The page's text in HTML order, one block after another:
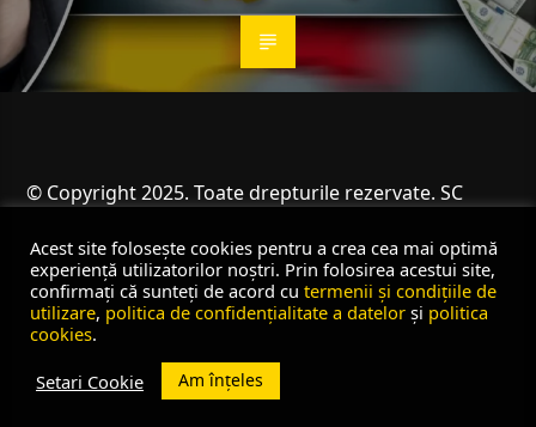
© Copyright 2025. Toate drepturile rezervate. SC
Acest site folosește cookies pentru a crea cea mai optimă
experiență utilizatorilor noștri. Prin folosirea acestui site,
confirmați că sunteți de acord cu termenii și condițiile de
utilizare, politica de confidențialitate a datelor și politica
cookies.
Setari Cookie
Am înțeles